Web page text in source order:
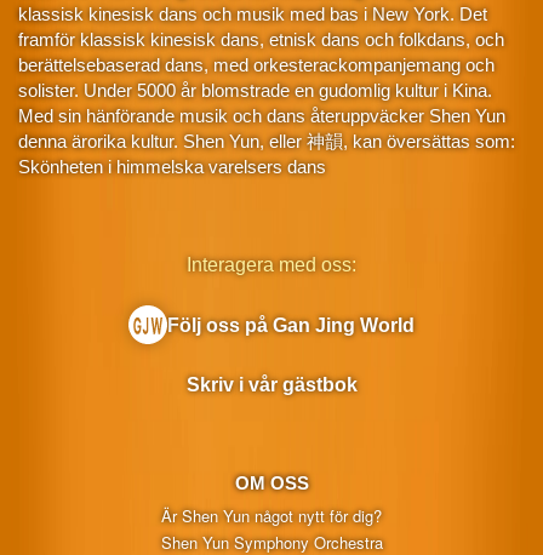
klassisk kinesisk dans och musik med bas i New York. Det
framför klassisk kinesisk dans, etnisk dans och folkdans, och
berättelsebaserad dans, med orkesterackompanjemang och
solister. Under 5000 år blomstrade en gudomlig kultur i Kina.
Med sin hänförande musik och dans återuppväcker Shen Yun
denna ärorika kultur. Shen Yun, eller 神韻, kan översättas som:
Skönheten i himmelska varelsers dans
OM OSS
Är Shen Yun något nytt för dig?
Shen Yun Symphony Orchestra
Interagera med oss:
Följ oss på Gan Jing World
Skriv i vår gästbok